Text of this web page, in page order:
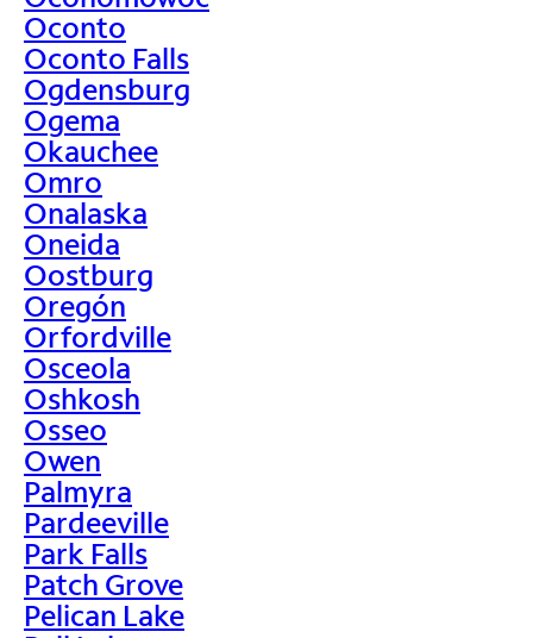
Oconto
Oconto Falls
Ogdensburg
Ogema
Okauchee
Omro
Onalaska
Oneida
Oostburg
Oregón
Orfordville
Osceola
Oshkosh
Osseo
Owen
Palmyra
Pardeeville
Park Falls
Patch Grove
Pelican Lake